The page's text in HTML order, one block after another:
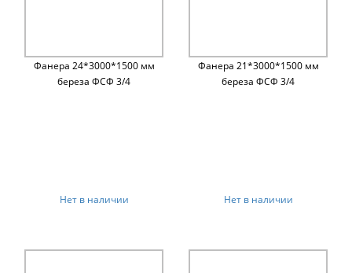
Фанера 24*3000*1500 мм
береза ФСФ 3/4
Нет в наличии
Фанера 21*3000*1500 мм
береза ФСФ 3/4
Нет в наличии